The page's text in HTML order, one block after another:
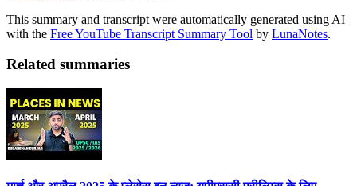
This summary and transcript were automatically generated using AI
with the Free YouTube Transcript Summary Tool by LunaNotes.
Related summaries